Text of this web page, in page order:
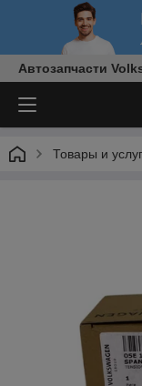
Автозапчасти
Товары и